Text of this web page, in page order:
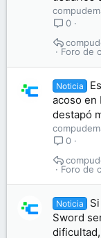
0
Foro de
Noticia
acoso en
destapó
0
Foro de
Noticia
Sword